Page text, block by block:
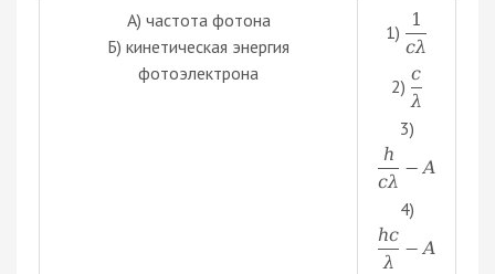
А) частота фотона
Б) кинетическая энергия
фотоэлектрона
1)
1
cλ
2)
c
λ
3)
h
cλ
− A
4)
hc
λ
− A